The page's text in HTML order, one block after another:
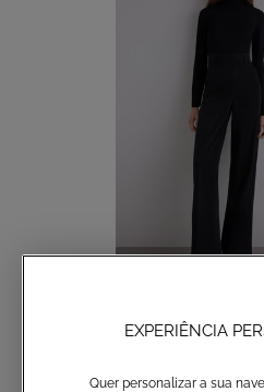
Calças de perna
EXPERIÊNCIA
Quer personalizar a sua